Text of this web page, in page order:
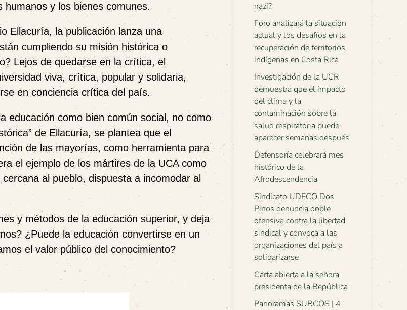
y los bienes comunes.
Ellacuría, la publicación lanza una
cumpliendo su misión histórica o
Lejos de quedarse en la crítica, el
viva, crítica, popular y solidaria,
en conciencia crítica del país.
educación como bien común social, no como
de Ellacuría, se plantea que el
de las mayorías, como herramienta para
el ejemplo de los mártires de la UCA como
al pueblo, dispuesta a incomodar al
y métodos de la educación superior, y deja
¿Puede la educación convertirse en un
el valor público del conocimiento?
nazi?
Foro analizará la situación
actual y los desafíos en la
recuperación de territorios
indígenas en Costa Rica
Investigación de la UCR
demuestra que el impacto
del clima y la
contaminación sobre la
salud respiratoria puede
aparecer semanas después
Defensoría celebrará mes
histórico de la
Afrodescendencia
Sindicato UDECO Dos
Pinos denuncia doble
ofensiva contra la libertad
sindical y convoca a las
organizaciones del país a
solidarizarse
Carta abierta a la señora
presidenta de la República
Panoramas SURCOS | 4